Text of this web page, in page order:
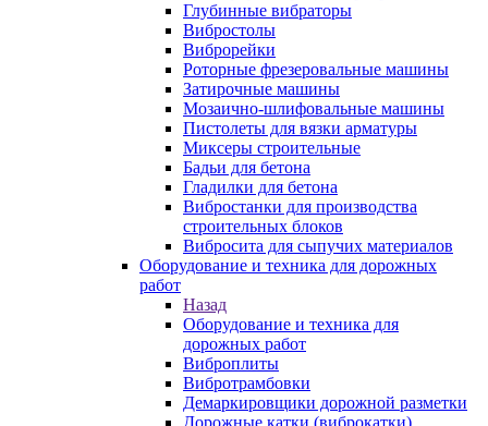
Глубинные вибраторы
Вибростолы
Виброрейки
Роторные фрезеровальные машины
Затирочные машины
Мозаично-шлифовальные машины
Пистолеты для вязки арматуры
Миксеры строительные
Бадьи для бетона
Гладилки для бетона
Вибростанки для производства
строительных блоков
Вибросита для сыпучих материалов
Оборудование и техника для дорожных
работ
Назад
Оборудование и техника для
дорожных работ
Виброплиты
Вибротрамбовки
Демаркировщики дорожной разметки
Дорожные катки (виброкатки)